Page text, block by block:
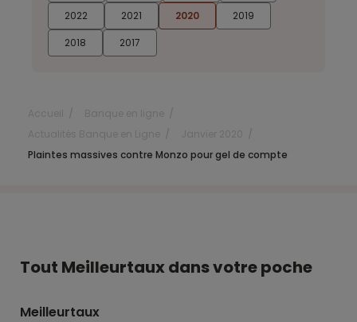
2022
2021 2020
2019
2018
2017
Plaintes massives contre Monzo pour gel de compte
Tout Meilleurtaux dans votre poche
Meilleurtaux